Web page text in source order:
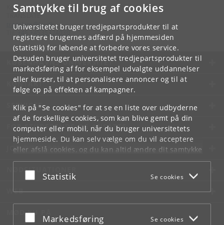
Samtykke til brug af cookies
Universitetet bruger tredjepartsprodukter til at
registrere brugernes adfærd på hjemmesiden
(statistik) for løbende at forbedre vores service.
Desuden bruger universitetet tredjepartsprodukter til
markedsføring af for eksempel udvalgte uddannelser
eller kurser, til at personalisere annoncer og til at
følge op på effekten af kampagner.
Klik på "Se cookies" for at se en liste over udbyderne
af de forskellige cookies, som kan blive gemt på din
computer eller mobil, når du bruger universitetets
hjemmeside. Du kan selv vælge om du vil acceptere
eller afslå cookies, og du kan altid ændre dit samtykke
underCookie- og privatlivspolitiksom du finder i
bunden af hver side.
Acceptér eller afslå
Statistik Se cookies
Acceptér eller afslå
Markedsføring Se cookies
Kontakt:
TRANSLATE
translate @ku.dk
KØBENHAVNS UNIVERSITET
KONTAKT
SERVICES
FOR STUDERENDE OG ANSATTE
JOB OG KARRIERE
NØDSITUATIONER
WEB
MØD KU PÅ